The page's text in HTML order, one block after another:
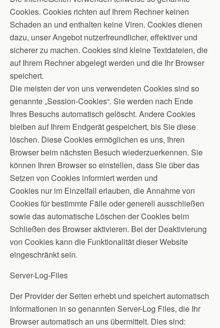
Cookies. Cookies richten auf Ihrem Rechner keinen
Schaden an und enthalten keine Viren. Cookies dienen
dazu, unser Angebot nutzerfreundlicher, effektiver und
sicherer zu machen. Cookies sind kleine Textdateien, die
auf Ihrem Rechner abgelegt werden und die Ihr Browser
speichert.
Die meisten der von uns verwendeten Cookies sind so
genannte „Session-Cookies“. Sie werden nach Ende
Ihres Besuchs automatisch gelöscht. Andere Cookies
bleiben auf Ihrem Endgerät gespeichert, bis Sie diese
löschen. Diese Cookies ermöglichen es uns, Ihren
Browser beim nächsten Besuch wiederzuerkennen. Sie
können Ihren Browser so einstellen, dass Sie über das
Setzen von Cookies informiert werden und
Cookies nur im Einzelfall erlauben, die Annahme von
Cookies für bestimmte Fälle oder generell ausschließen
sowie das automatische Löschen der Cookies beim
Schließen des Browser aktivieren. Bei der Deaktivierung
von Cookies kann die Funktionalität dieser Website
eingeschränkt sein.
Server-Log-Files
Der Provider der Seiten erhebt und speichert automatisch
Informationen in so genannten Server-Log Files, die Ihr
Browser automatisch an uns übermittelt. Dies sind: